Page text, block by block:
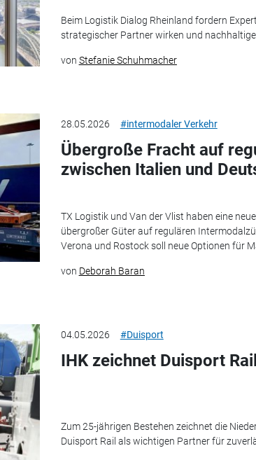
Beim Logistik Dialog Rheinland fordern
strategischer Partner wirken und
von Stefanie Schuhmacher
28.05.2026 #intermodaler Verkehr
Übergroße Fracht auf
zwischen Italien und
TX Logistik und Van der Vlist haben eine
übergroßer Güter auf regulären
Verona und Rostock soll neue Optionen für
von Deborah Baran
04.05.2026 #Duisport
IHK zeichnet Duisport
Zum 25-jährigen Bestehen zeichnet die
Duisport Rail als wichtigen Partner für